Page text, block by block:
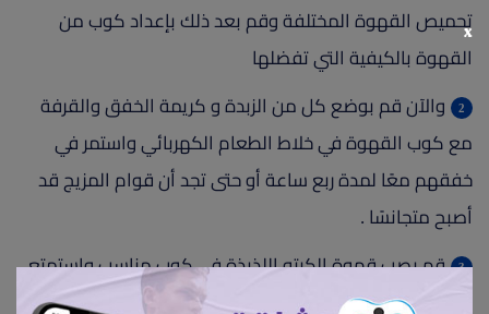
تحميص القهوة المختلفة وقم بعد ذلك بإعداد كوب من
القهوة بالكيفية التي تفضلها
والآن قم بوضع كل من الزبدة و كريمة الخفق والقرفة
مع كوب القهوة في خلاط الطعام الكهربائي واستمر في
خفقهم معًا لمدة ربع ساعة أو حتى تجد أن قوام المزيج قد
أصبح متجانسًا .
قم بصب قهوة الكيتو اللذيذة في كوب مناسب واستمتع
بتناولها في بداية يومك.
x